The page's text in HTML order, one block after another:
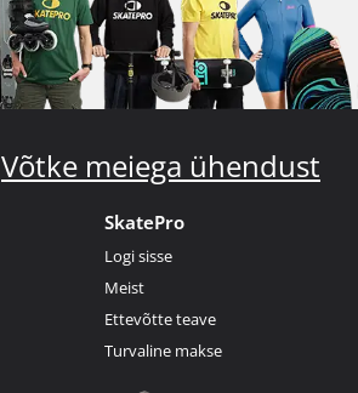
Võtke meiega ühendust
SkatePro
Logi sisse
Meist
Ettevõtte teave
Turvaline makse